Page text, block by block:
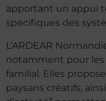
apportant un appui
spécifiques des
L’ARDEAR
notamment pour
familial. Elles
paysans créatifs,